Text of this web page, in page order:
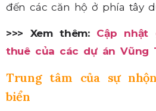
đến các căn hộ ở phía tây
>>> Xem thêm: Cập nhật
thuê của các dự án Vũng
Trung tâm của sự
biển